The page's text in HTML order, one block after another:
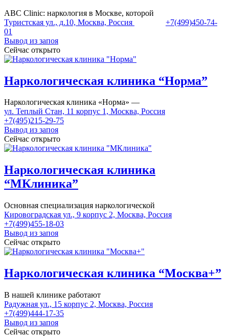
ABC Clinic: наркология в Москве, которой
Туристская ул., д.10, Москва, Россия
+7(499)450-74-
01
Вывод из запоя
Сейчас открыто
Наркологическая клиника “Норма”
Наркологическая клиника «Норма» —
ул. Теплый Стан, 11 корпус 1, Москва, Россия
+7(495)215-29-75
Вывод из запоя
Сейчас открыто
Наркологическая клиника
“МКлиника”
Основная специализация наркологической
Кировоградская ул., 9 корпус 2, Москва, Россия
+7(499)455-18-03
Вывод из запоя
Сейчас открыто
Наркологическая клиника “Москва+”
В нашей клинике работают
Радужная ул., 15 корпус 2, Москва, Россия
+7(499)444-17-35
Вывод из запоя
Сейчас открыто